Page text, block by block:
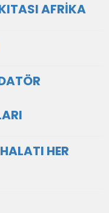
AFRİKA
HER